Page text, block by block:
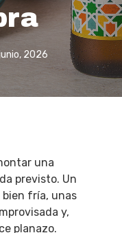
2026
una
previsto. Un
fría, unas
y,
planazo.